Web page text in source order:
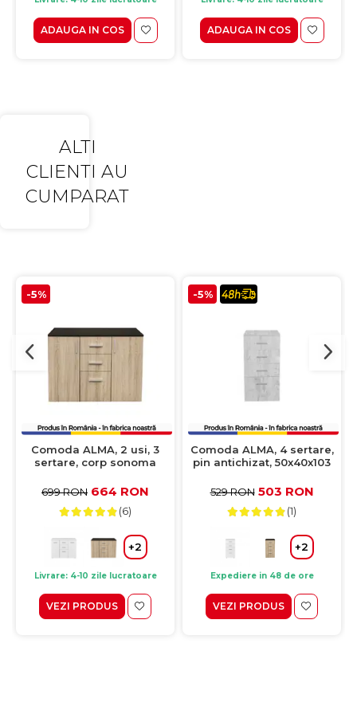
ADAUGA IN COS ADAUGA IN COS
ALTI
CLIENTI AU
CUMPARAT
-5%
Comoda ALMA, 2 usi, 3
sertare, corp sonoma
deschis, 105x40x82 cm
699 RON 664 RON
(6)
+2
Livrare: 4-10 zile lucratoare
VEZI PRODUS
-5%
Comoda ALMA, 4 sertare,
pin antichizat, 50x40x103
529 RON 503 RON
(1)
+2
Expediere in 48 de ore
VEZI PRODUS